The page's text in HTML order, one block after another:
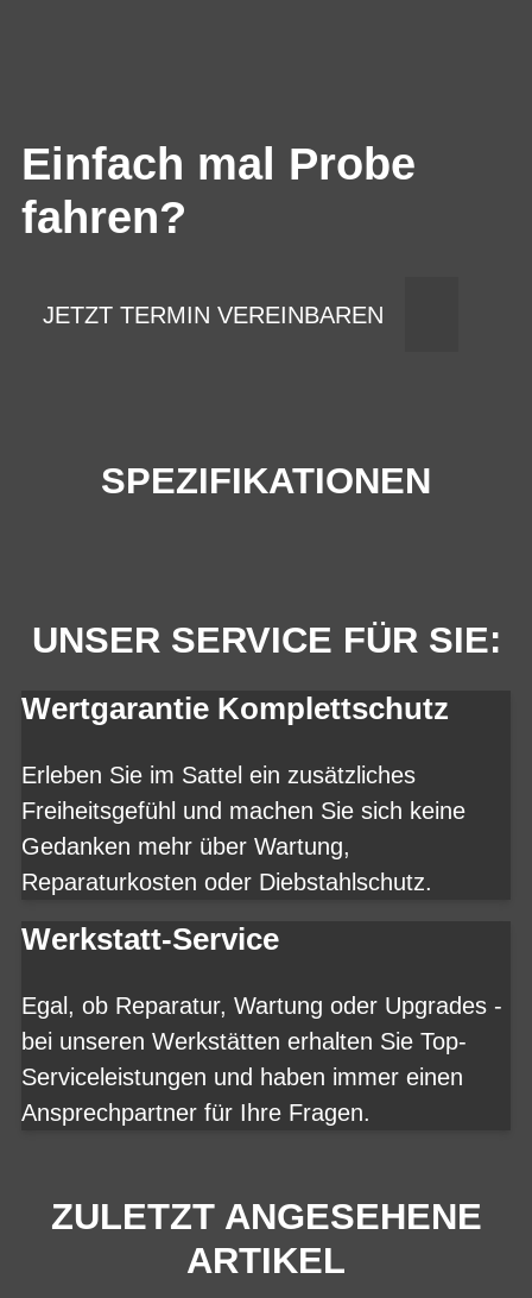
Einfach mal Probe
fahren?
JETZT TERMIN VEREINBAREN
SPEZIFIKATIONEN
UNSER SERVICE FÜR SIE:
Wertgarantie Komplettschutz
Erleben Sie im Sattel ein zusätzliches
Freiheitsgefühl und machen Sie sich keine
Gedanken mehr über Wartung,
Reparaturkosten oder Diebstahlschutz.
Werkstatt-Service
Egal, ob Reparatur, Wartung oder Upgrades -
bei unseren Werkstätten erhalten Sie Top-
Serviceleistungen und haben immer einen
Ansprechpartner für Ihre Fragen.
ZULETZT ANGESEHENE
ARTIKEL